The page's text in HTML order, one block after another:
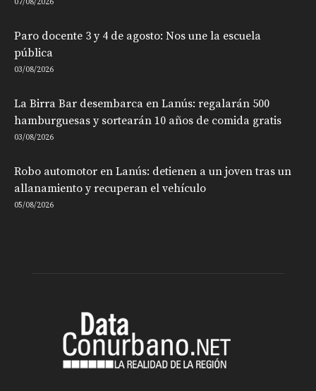
07/08/2026
Paro docente 3 y 4 de agosto: Nos une la escuela
pública
03/08/2026
La Birra Bar desembarca en Lanús: regalarán 500
hamburguesas y sortearán 10 años de comida gratis
03/08/2026
Robo automotor en Lanús: detienen a un joven tras un
allanamiento y recuperan el vehículo
05/08/2026